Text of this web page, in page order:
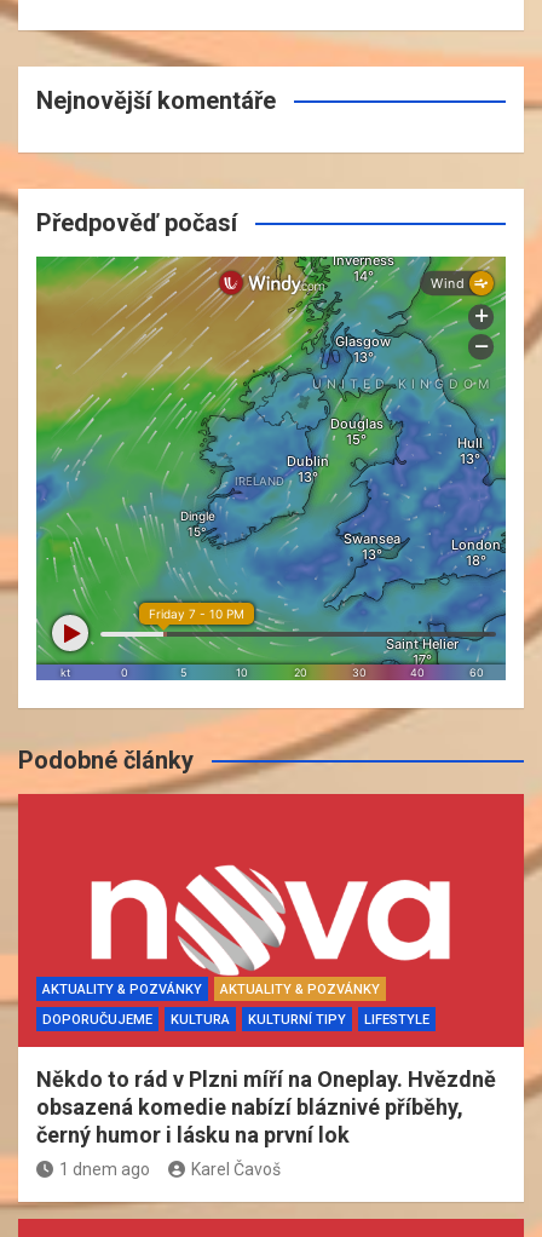
Nejnovější komentáře
Předpověď počasí
Podobné články
AKTUALITY & POZVÁNKY
AKTUALITY & POZVÁNKY
DOPORUČUJEME
KULTURA KULTURNÍ TIPY LIFESTYLE
Někdo to rád v Plzni míří na Oneplay. Hvězdně
obsazená komedie nabízí bláznivé příběhy,
černý humor i lásku na první lok
1 dnem ago Karel Čavoš